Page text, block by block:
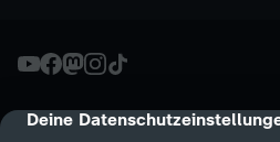
cmp-dialog-description
Deine
t
i